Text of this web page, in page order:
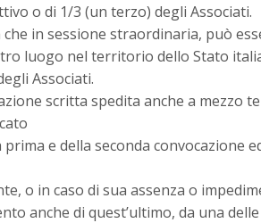
o di 1/3 (un terzo) degli Associati.
che in sessione straordinaria, può
luogo nel territorio dello Stato
Associati.
scritta spedita anche a
e della seconda convocazione
o in caso di sua assenza o
anche di quest’ultimo, da una